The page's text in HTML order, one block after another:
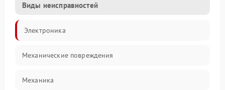
Виды неисправностей
Электроника
Механические повреждения
Механика